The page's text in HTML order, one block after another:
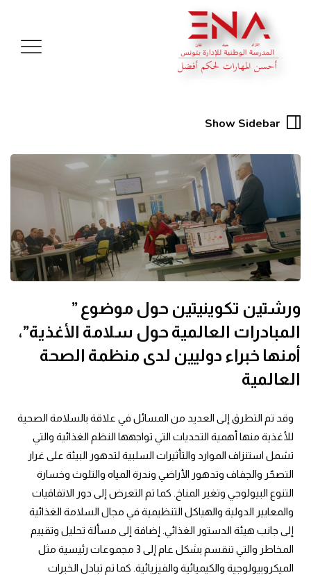
Show Sidebar
ورشتين تكوينيتين حول موضوع ”
المبادرات العالمية حول سلامة الأغذية”،
أمنها خبراء دوليين لدى منظمة الصحة
العالمية
وقد تم التطرق إلى العديد من المسائل في علاقة بالسلامة الصحية
للأغذية منها أهمية التحديات التي تواجهها النظم الغذائية والتي
تشمل استنزاف الموارد والتأثيرات السلبية لتدهور البيئة على غرار
التصحّر والجفاف وتدهور الأراضي وندرة المياه والتلوث وخسارة
التنوع البيولوجي وتغير المناخ. كما تم التعرض إلى دور الاتفاقيات
والمعايير الدولية والهياكل التنظيمية في مجال السلامة الغذائية
إلى جانب هيئة الدستور الغذائي. إضافة إلى مسألة تحليل وتقييم
المخاطر والتي تنقسم بشكل عام إلى 3 مجموعات رئيسية مثل
الميكروبيولوجية والكيميائية والفيزيائية. كما تم تبادل الخبرات